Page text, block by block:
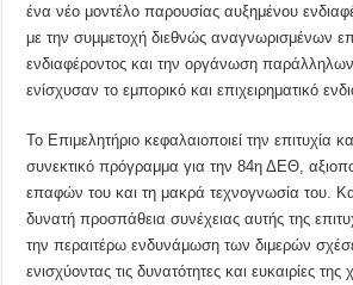
ένα νέο μοντέλο παρουσίας αυξημένου
με την συμμετοχή διεθνώς αναγνωρισμένων
ενδιαφέροντος και την οργάνωση
ενίσχυσαν το εμπορικό και επιχειρηματικό
Το Επιμελητήριο κεφαλαιοποιεί την επιτυχία
συνεκτικό πρόγραμμα για την 84η ΔΕΘ,
επαφών του και τη μακρά τεχνογνωσία του.
δυνατή προσπάθεια συνέχειας αυτής της
την περαιτέρω ενδυνάμωση των διμερών
ενισχύοντας τις δυνατότητες και ευκαιρίες